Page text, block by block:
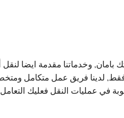
وخدماتنا مقدمة ايضا لنقل
لدينا فريق عمل متكامل
في عمليات النقل فعليك